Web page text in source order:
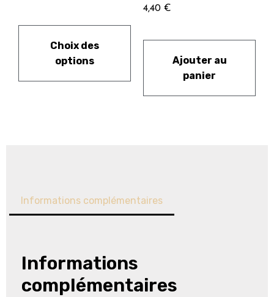
Choix des
options
4,40 €
Ajouter au
panier
Informations complémentaires
Informations
complémentaires